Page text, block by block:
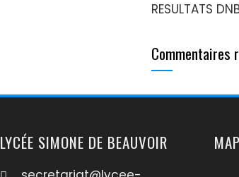
RESULTATS
Commentaires
LYCÉE SIMONE DE BEAUVOIR MAP